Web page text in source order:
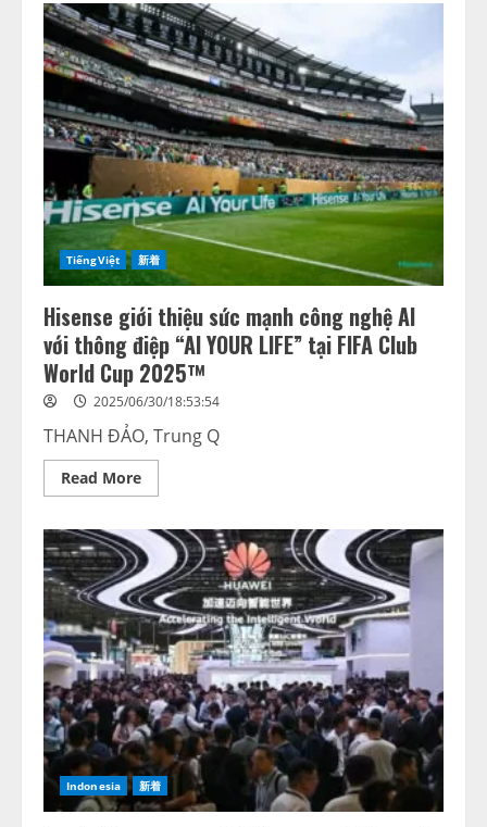
이
센
스,
‘AI
와
함
께
하
는
삶’
메
시
지
로
2025
FIFA
클
럽
월
컵
™
서
AI
기
술
력
보
TiếngViệt 新着
Hisense giới thiệu sức mạnh công nghệ AI
với thông điệp “AI YOUR LIFE” tại FIFA Club
World Cup 2025™
2025/06/30/18:53:54
THANH ĐẢO, Trung Q
Read MoreRead
more
giới
thiệu
sức
mạnh
công
nghệ
AI
với
thông
điệp
“AI
YOUR
LIFE”
tại
FIFA
Club
World
Cup
2025™
Indonesia 新着